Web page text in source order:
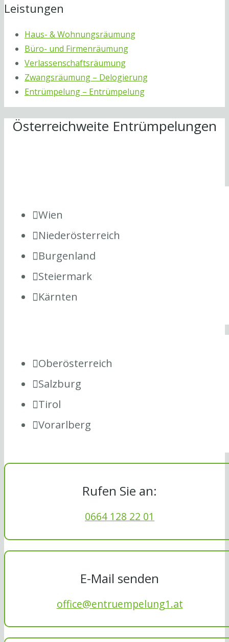
Leistungen
Haus- & Wohnungsräumung
Büro- und Firmenräumung
Verlassenschaftsräumung
Zwangsräumung – Delogierung
Entrümpelung – Entrümpelung
Österreichweite Entrümpelungen
Wien
Niederösterreich
Burgenland
Steiermark
Kärnten
Oberösterreich
Salzburg
Tirol
Vorarlberg
Rufen Sie an:
0664 128 22 01
E-Mail senden
office@entruempelung1.at